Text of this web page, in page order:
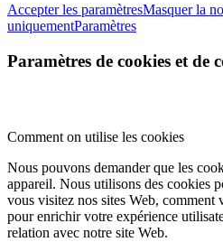
Accepter les paramètresMasquer la
uniquementParamètres
Paramètres de cookies et de
Comment on utilise les cookies
Nous pouvons demander que les
appareil. Nous utilisons des cookies
vous visitez nos sites Web, comment
pour enrichir votre expérience
relation avec notre site Web.